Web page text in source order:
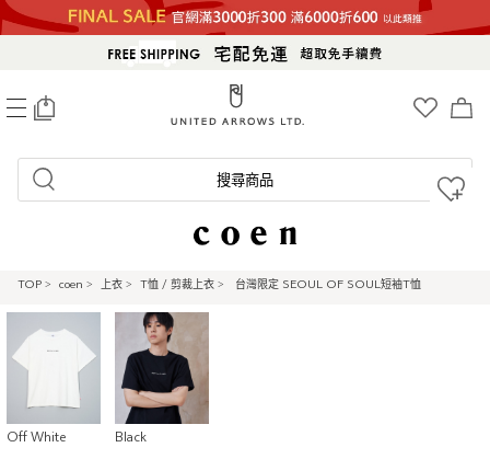
搜尋商品
TOP > coen > 上衣 > T恤 / 剪裁上衣 > 台灣限定 SEOUL OF SOUL短袖T恤
Off White Black